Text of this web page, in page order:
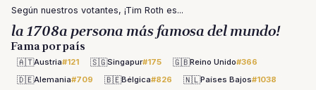
Según nuestros votantes, ¡Tim Roth es...
la 1708a persona más famosa del mundo!
Fama por país
🇦🇹Austria#121 🇸🇬Singapur#175 🇬🇧Reino Unido#366
🇩🇪Alemania#709 🇧🇪Bélgica#826 🇳🇱Países Bajos#1038